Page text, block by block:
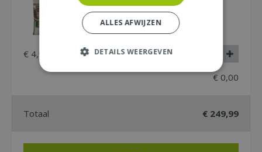
Hydrokorrels, Pokon, 5 liter
€ 4,
€ 0,00
Totaal € 249,99
ALLES AFWIJZEN
DETAILS WEERGEVEN